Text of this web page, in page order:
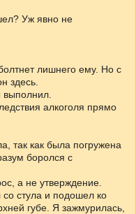
Уж явно не
лишнего ему. Но с
здесь.
алкоголя прямо
так как была погружена
боролся с
а не утверждение.
стула и подошел ко
губе. Я зажмурилась,